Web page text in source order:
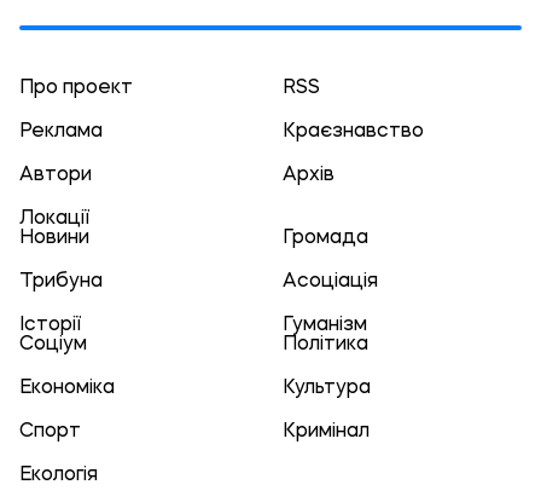
Про проект RSS
Реклама Краєзнавство
Автори Архів
Локації
Новини
Громада
Трибуна Асоціація
Історії
Гуманізм
Соціум
Політика
Економіка Культура
Спорт Кримінал
Екологія